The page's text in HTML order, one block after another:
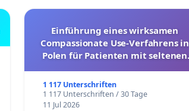
Einführung eines wirksamen
Compassionate Use-Verfahrens in
Polen für Patienten mit seltenen
1 117 Unterschriften
1 117 Unterschriften / 30 Tage
11 Jul 2026